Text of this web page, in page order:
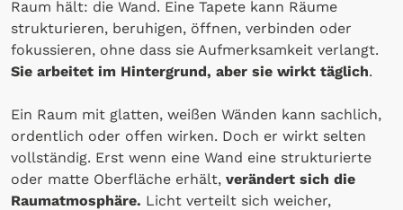
Raum hält: die Wand. Eine Tapete kann Räume
strukturieren, beruhigen, öffnen, verbinden oder
fokussieren, ohne dass sie Aufmerksamkeit verlangt.
Sie arbeitet im Hintergrund, aber sie wirkt täglich.
Ein Raum mit glatten, weißen Wänden kann sachlich,
ordentlich oder offen wirken. Doch er wirkt selten
vollständig. Erst wenn eine Wand eine strukturierte
oder matte Oberfläche erhält, verändert sich die
Raumatmosphäre. Licht verteilt sich weicher,